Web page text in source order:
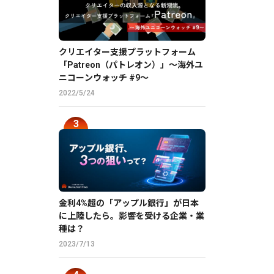
クリエイター支援プラットフォーム
「Patreon（パトレオン）」〜海外ユ
ニコーンウォッチ #9〜
2022/5/24
金利4%超の「アップル銀行」が日本
に上陸したら。影響を受ける企業・業
種は？
2023/7/13